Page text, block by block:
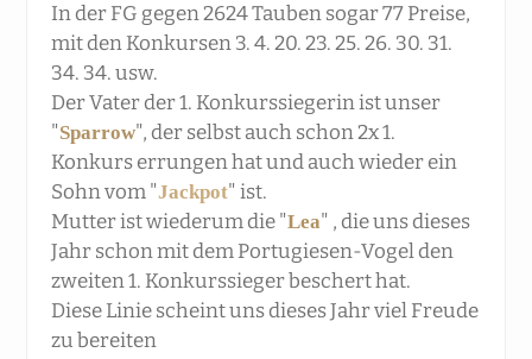
In der FG gegen 2624 Tauben sogar 77 Preise,
mit den Konkursen 3. 4. 20. 23. 25. 26. 30. 31.
34. 34. usw.
Der Vater der 1. Konkurssiegerin ist unser
"Sparrow", der selbst auch schon 2x 1.
Konkurs errungen hat und auch wieder ein
Sohn vom "Jackpot" ist.
Mutter ist wiederum die "Lea" , die uns dieses
Jahr schon mit dem Portugiesen-Vogel den
zweiten 1. Konkurssieger beschert hat.
Diese Linie scheint uns dieses Jahr viel Freude
zu bereiten